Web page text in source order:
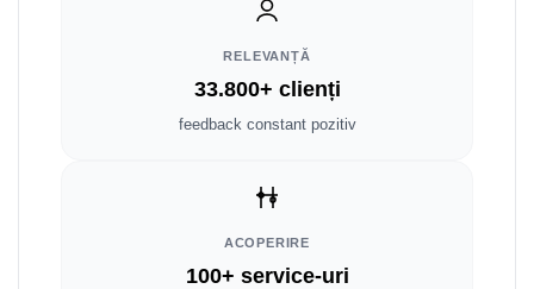
RELEVANȚĂ
33.800+ clienți
feedback constant pozitiv
ACOPERIRE
100+ service-uri